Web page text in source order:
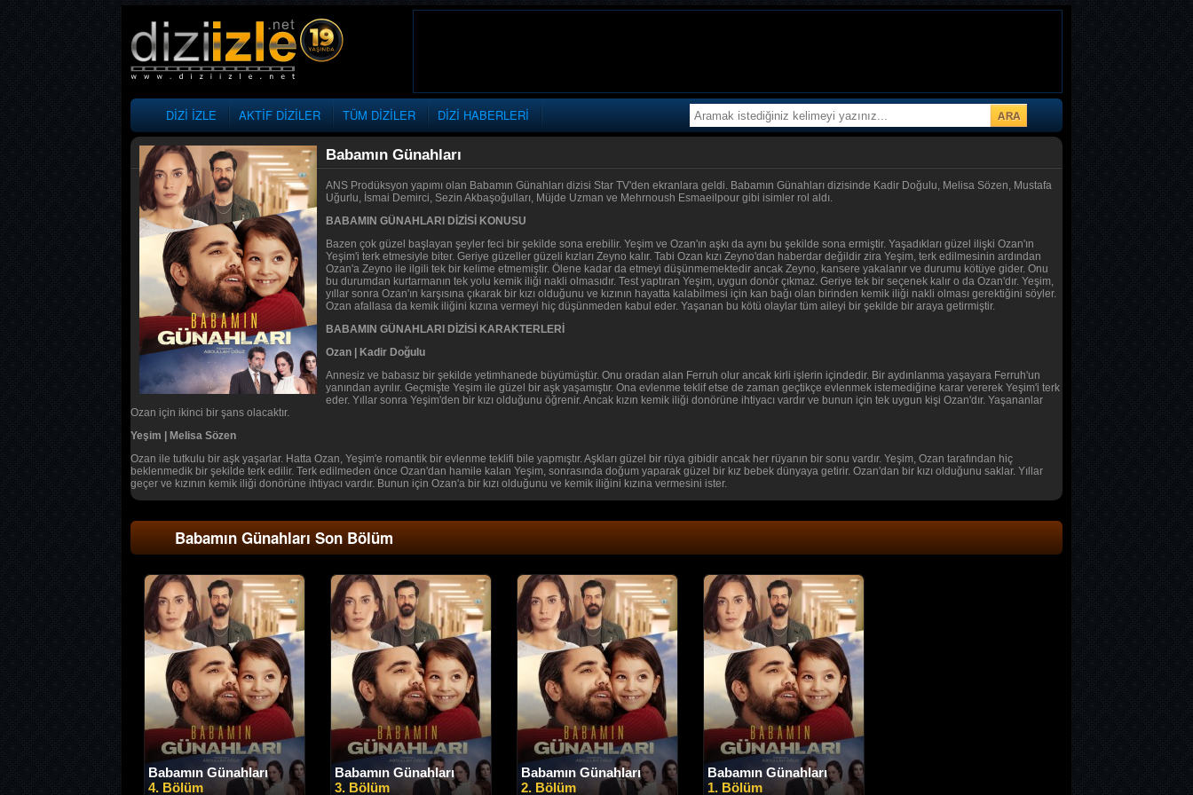
DİZİ İZLE AKTİF DİZİLER TÜM DİZİLER DİZİ HABERLERİ
Babamın Günahları
ANS Prodüksyon yapımı olan Babamın Günahları dizisi Star TV'den ekranlara geldi. Babamın Günahları dizisinde Kadir Doğulu, Melisa Sözen, Mustafa
Uğurlu, İsmai Demirci, Sezin Akbaşoğulları, Müjde Uzman ve Mehrnoush Esmaeilpour gibi isimler rol aldı.
BABAMIN GÜNAHLARI DİZİSİ KONUSU
Bazen çok güzel başlayan şeyler feci bir şekilde sona erebilir. Yeşim ve Ozan'ın aşkı da aynı bu şekilde sona ermiştir. Yaşadıkları güzel ilişki Ozan'ın
Yeşim'i terk etmesiyle biter. Geriye güzeller güzeli kızları Zeyno kalır. Tabi Ozan kızı Zeyno'dan haberdar değildir zira Yeşim, terk edilmesinin ardından
Ozan'a Zeyno ile ilgili tek bir kelime etmemiştir. Ölene kadar da etmeyi düşünmemektedir ancak Zeyno, kansere yakalanır ve durumu kötüye gider. Onu
bu durumdan kurtarmanın tek yolu kemik iliği nakli olmasıdır. Test yaptıran Yeşim, uygun donör çıkmaz. Geriye tek bir seçenek kalır o da Ozan'dır. Yeşim,
yıllar sonra Ozan'ın karşısına çıkarak bir kızı olduğunu ve kızının hayatta kalabilmesi için kan bağı olan birinden kemik iliği nakli olması gerektiğini söyler.
Ozan afallasa da kemik iliğini kızına vermeyi hiç düşünmeden kabul eder. Yaşanan bu kötü olaylar tüm aileyi bir şekilde bir araya getirmiştir.
BABAMIN GÜNAHLARI DİZİSİ KARAKTERLERİ
Ozan | Kadir Doğulu
Annesiz ve babasız bir şekilde yetimhanede büyümüştür. Onu oradan alan Ferruh olur ancak kirli işlerin içindedir. Bir aydınlanma yaşayara Ferruh'un
yanından ayrılır. Geçmişte Yeşim ile güzel bir aşk yaşamıştır. Ona evlenme teklif etse de zaman geçtikçe evlenmek istemediğine karar vererek Yeşim'i terk
eder. Yıllar sonra Yeşim'den bir kızı olduğunu öğrenir. Ancak kızın kemik iliği donörüne ihtiyacı vardır ve bunun için tek uygun kişi Ozan'dır. Yaşananlar
Ozan için ikinci bir şans olacaktır.
Yeşim | Melisa Sözen
Ozan ile tutkulu bir aşk yaşarlar. Hatta Ozan, Yeşim'e romantik bir evlenme teklifi bile yapmıştır. Aşkları güzel bir rüya gibidir ancak her rüyanın bir sonu vardır. Yeşim, Ozan tarafından hiç
beklenmedik bir şekilde terk edilir. Terk edilmeden önce Ozan'dan hamile kalan Yeşim, sonrasında doğum yaparak güzel bir kız bebek dünyaya getirir. Ozan'dan bir kızı olduğunu saklar. Yıllar
geçer ve kızının kemik iliği donörüne ihtiyacı vardır. Bunun için Ozan'a bir kızı olduğunu ve kemik iliğini kızına vermesini ister.
Babamın Günahları Son Bölüm
Babamın Günahları
4. Bölüm
Babamın Günahları
3. Bölüm
Babamın Günahları
2. Bölüm
Babamın Günahları
1. Bölüm